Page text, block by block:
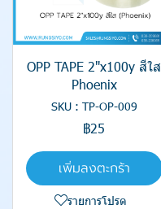
OPP TAPE 2"x100y สีใส
Phoenix
SKU : TP-OP-009
฿25
เพิ่มลงตะกร้า
รายการโปรด